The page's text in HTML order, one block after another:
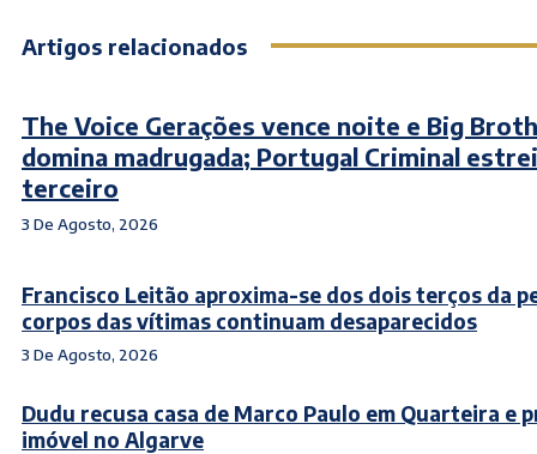
Artigos relacionados
The Voice Gerações vence noite e Big
domina madrugada; Portugal Criminal
terceiro
3 De Agosto, 2026
Francisco Leitão aproxima-se dos dois terços da
corpos das vítimas continuam desaparecidos
3 De Agosto, 2026
Dudu recusa casa de Marco Paulo em Quarteira e
imóvel no Algarve